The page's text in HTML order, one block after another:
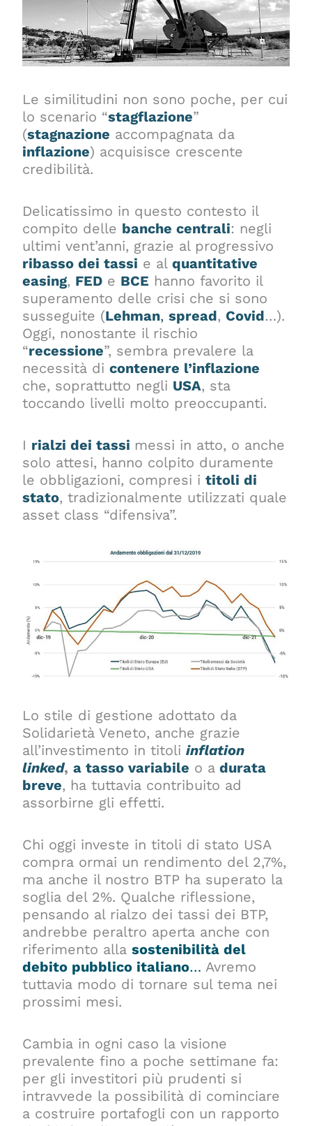
Le similitudini non sono poche, per cui
lo scenario “stagflazione”
(stagnazione accompagnata da
inflazione) acquisisce crescente
credibilità.
Delicatissimo in questo contesto il
compito delle banche centrali: negli
ultimi vent’anni, grazie al progressivo
ribasso dei tassi e alquantitative
easing, FED e BCE hanno favorito il
superamento delle crisi che si sono
susseguite (Lehman,spread, Covid…).
Oggi, nonostante il rischio
“recessione”, sembra prevalere la
necessità dicontenere l’inflazione
che, soprattutto negli USA, sta
toccando livelli molto preoccupanti.
I rialzi dei tassi messi in atto, o anche
solo attesi, hanno colpito duramente
le obbligazioni, compresi ititoli di
stato, tradizionalmente utilizzati quale
asset class “difensiva”.
Lo stile di gestione adottato da
Solidarietà Veneto, anche grazie
all’investimento in titoliinflation
linked, a tasso variabile o a durata
breve, ha tuttavia contribuito ad
assorbirne gli effetti.
Chi oggi investe in titoli di stato USA
compra ormai un rendimento del 2,7%,
ma anche il nostro BTP ha superato la
soglia del 2%. Qualche riflessione,
pensando al rialzo dei tassi dei BTP,
andrebbe peraltro aperta anche con
riferimento allasostenibilità del
debito pubblico italiano… Avremo
tuttavia modo di tornare sul tema nei
prossimi mesi.
Cambia in ogni caso la visione
prevalente fino a poche settimane fa:
per gli investitori più prudenti si
intravvede la possibilità di cominciare
a costruire portafogli con un rapporto